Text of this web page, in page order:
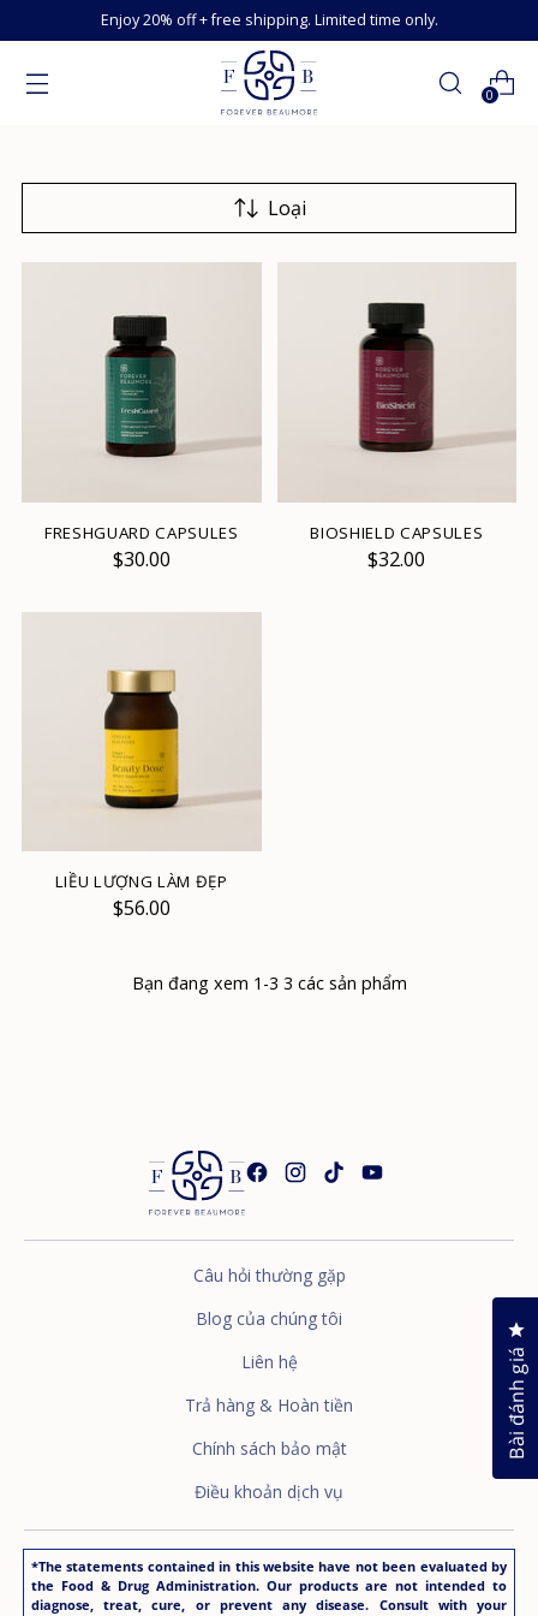
Enjoy 20% off + free shipping. Limited time only.
0
Loại
FRESHGUARD CAPSULES
$30.00
BIOSHIELD CAPSULES
$32.00
LIỀU LƯỢNG LÀM ĐẸP
$56.00
Bạn đang xem 1-3 3 các sản phẩm
Câu hỏi thường gặp
Blog của chúng tôi
Liên hệ
Trả hàng & Hoàn tiền
Chính sách bảo mật
Điều khoản dịch vụ
*The statements contained in this website have not been evaluated by
the Food & Drug Administration. Our products are not intended to
diagnose, treat, cure, or prevent any disease. Consult with your
Bài đánh giá